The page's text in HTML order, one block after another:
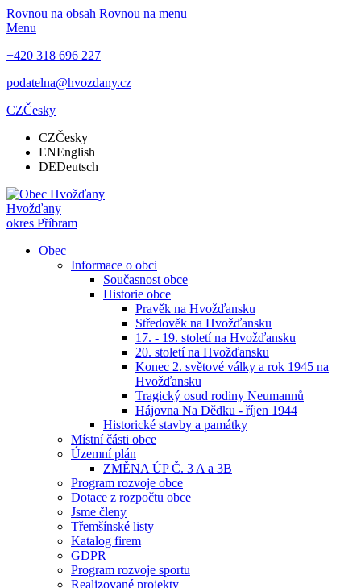
Rovnou na obsah Rovnou na menu
Menu
+420 318 696 227
podatelna@hvozdany.cz
CZČesky
CZČesky
ENEnglish
DEDeutsch
Hvožďany
okres Příbram
Obec
Informace o obci
Současnost obce
Historie obce
Pravěk na Hvožďansku
Středověk na Hvožďansku
17. - 19. století na Hvožďansku
20. století na Hvožďansku
Konec 2. světové války a rok 1945 na
Hvožďansku
Tragický osud rodiny Neumannů
Hájovna Na Dědku - říjen 1944
Historické stavby a památky
Místní části obce
Územní plán
ZMĚNA ÚP Č. 3 A a 3B
Program rozvoje obce
Dotace z rozpočtu obce
Jsme členy
Třemšínské listy
Katalog firem
GDPR
Program rozvoje sportu
Realizované projekty